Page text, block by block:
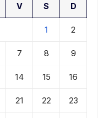
V S D
1 2
7 8 9
14 15 16
21 22 23